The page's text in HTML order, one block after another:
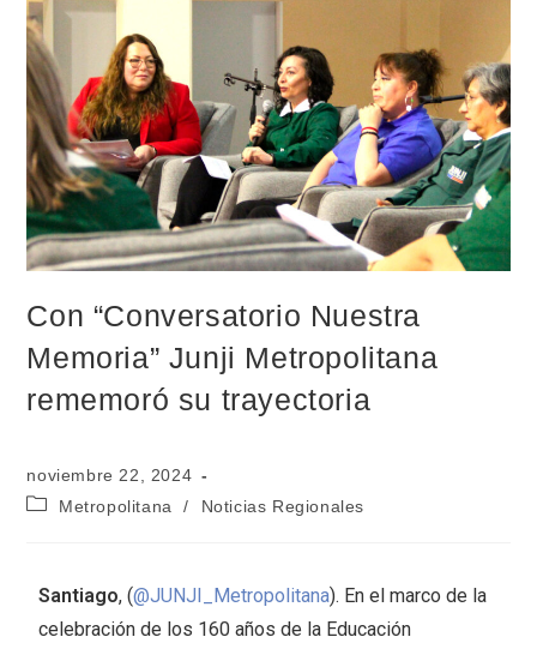
Con “Conversatorio Nuestra
Memoria” Junji Metropolitana
rememoró su trayectoria
noviembre 22, 2024
Metropolitana
/ Noticias Regionales
Santiago, (@JUNJI_Metropolitana). En el marco de la
celebración de los 160 años de la Educación